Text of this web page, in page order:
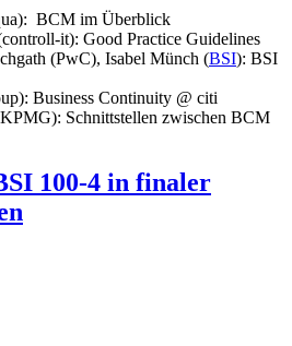
BCM im Überblick
it): Good Practice Guidelines
(PwC), Isabel Münch (BSI): BSI
Business Continuity @ citi
Schnittstellen zwischen BCM
100-4 in finaler